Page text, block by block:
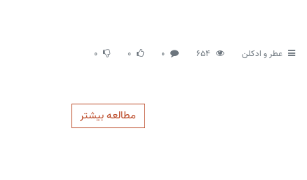
عطر و ادکلن 654
0
0
0
مطالعه بیشتر